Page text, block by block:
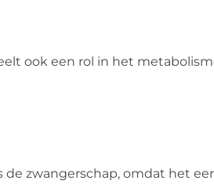
ook een rol in het
zwangerschap, omdat het